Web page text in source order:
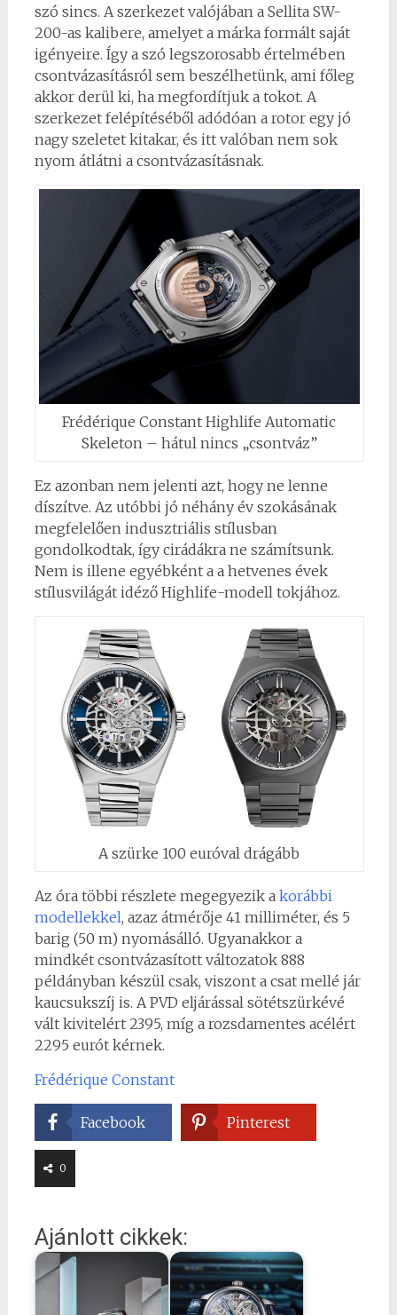
szó sincs. A szerkezet valójában a Sellita SW-
200-as kalibere, amelyet a márka formált saját
igényeire. Így a szó legszorosabb értelmében
csontvázasításról sem beszélhetünk, ami főleg
akkor derül ki, ha megfordítjuk a tokot. A
szerkezet felépítéséből adódóan a rotor egy jó
nagy szeletet kitakar, és itt valóban nem sok
nyom átlátni a csontvázasításnak.
Frédérique Constant Highlife Automatic
Skeleton – hátul nincs „csontváz”
Ez azonban nem jelenti azt, hogy ne lenne
díszítve. Az utóbbi jó néhány év szokásának
megfelelően indusztriális stílusban
gondolkodtak, így cirádákra ne számítsunk.
Nem is illene egyébként a a hetvenes évek
stílusvilágát idéző Highlife-modell tokjához.
A szürke 100 euróval drágább
Az óra többi részlete megegyezik akorábbi
modellekkel, azaz átmérője 41 milliméter, és 5
barig (50 m) nyomásálló. Ugyanakkor a
mindkét csontvázasított változatok 888
példányban készül csak, viszont a csat mellé jár
kaucsukszíj is. A PVD eljárással sötétszürkévé
vált kivitelért 2395, míg a rozsdamentes acélért
2295 eurót kérnek.
Frédérique Constant
Facebook Pinterest
0
Ajánlott cikkek: